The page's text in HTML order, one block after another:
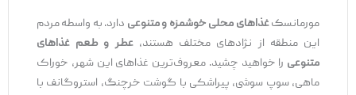
مورمانسکغذاهای محلی خوشمزه و متنوعیدارد. به واسطه مردم
این منطقه از نژادهای مختلف هستند،عطر و طعم غذاهای
متنوعیرا خواهید چشید. معروف‌ترین غذاهای این شهر، خوراک
ماهی، سوپ سوشی، پیراشکی با گوشت خرچنگ، استروگانف با